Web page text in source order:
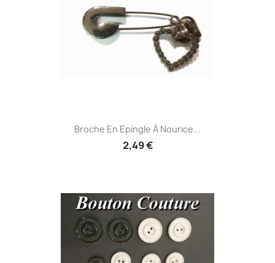
Broche En Epingle À Nourice...
2,49 €